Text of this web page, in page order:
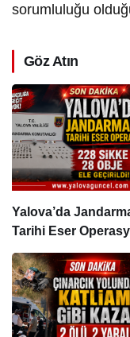
sorumluluğu
Göz Atın
Yalova’da
Tarihi Eser